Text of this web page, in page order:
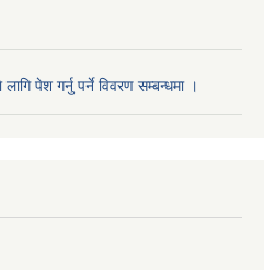
पेश गर्नु पर्ने विवरण सम्बन्धमा ।